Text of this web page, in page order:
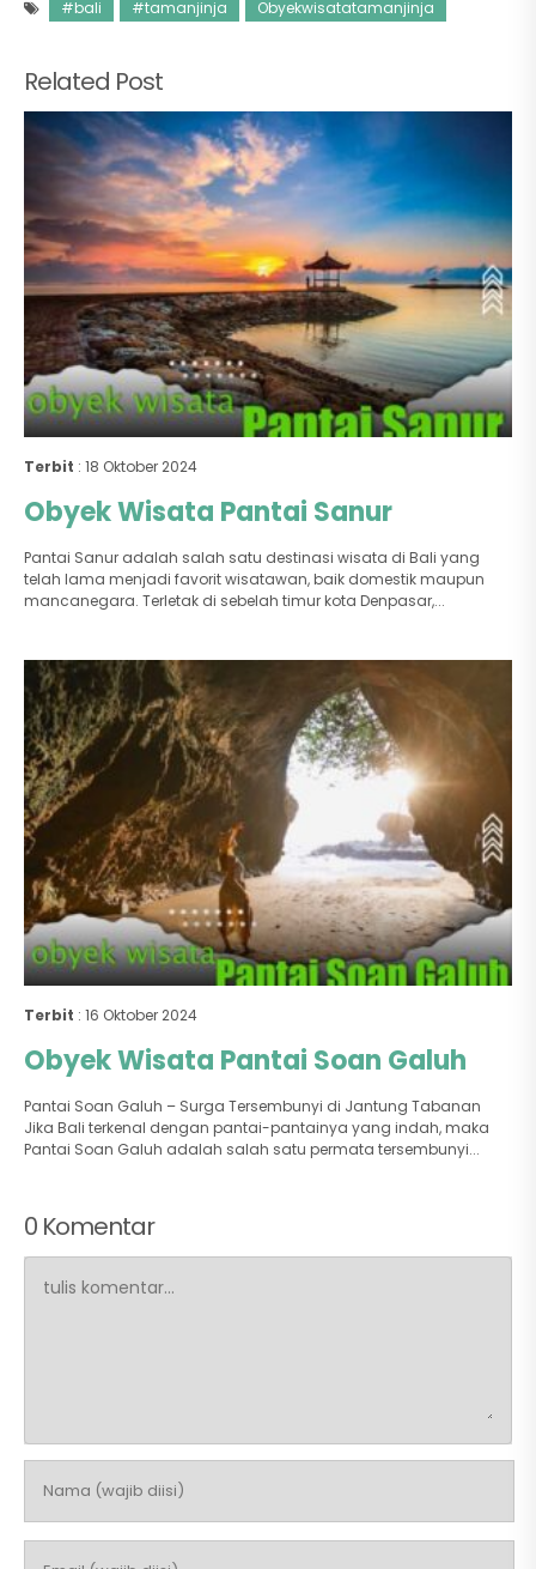
#bali #tamanjinja Obyekwisatatamanjinja
Related Post
Terbit : 18 Oktober 2024
Obyek Wisata Pantai Sanur
Pantai Sanur adalah salah satu destinasi wisata di Bali yang
telah lama menjadi favorit wisatawan, baik domestik maupun
mancanegara. Terletak di sebelah timur kota Denpasar,...
Terbit : 16 Oktober 2024
Obyek Wisata Pantai Soan Galuh
Pantai Soan Galuh – Surga Tersembunyi di Jantung Tabanan
Jika Bali terkenal dengan pantai-pantainya yang indah, maka
Pantai Soan Galuh adalah salah satu permata tersembunyi...
0 Komentar